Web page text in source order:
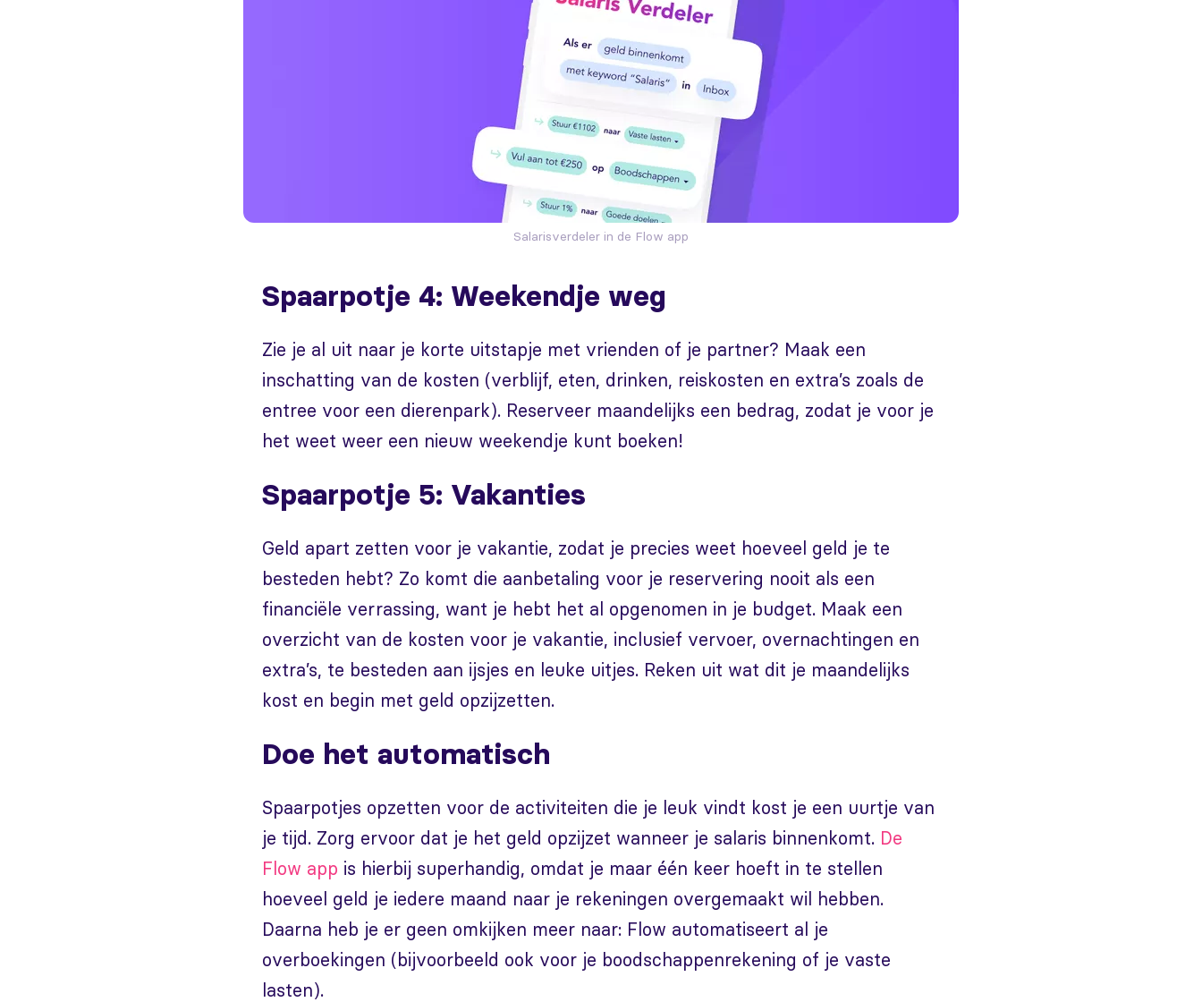
Salarisverdeler in de Flow app
Spaarpotje 4: Weekendje weg
Zie je al uit naar je korte uitstapje met vrienden of je partner? Maak een
inschatting van de kosten (verblijf, eten, drinken, reiskosten en extra’s zoals de
entree voor een dierenpark). Reserveer maandelijks een bedrag, zodat je voor je
het weet weer een nieuw weekendje kunt boeken!
Spaarpotje 5: Vakanties
Geld apart zetten voor je vakantie, zodat je precies weet hoeveel geld je te
besteden hebt? Zo komt die aanbetaling voor je reservering nooit als een
financiële verrassing, want je hebt het al opgenomen in je budget. Maak een
overzicht van de kosten voor je vakantie, inclusief vervoer, overnachtingen en
extra’s, te besteden aan ijsjes en leuke uitjes. Reken uit wat dit je maandelijks
kost en begin met geld opzijzetten.
Doe het automatisch
Spaarpotjes opzetten voor de activiteiten die je leuk vindt kost je een uurtje van
je tijd. Zorg ervoor dat je het geld opzijzet wanneer je salaris binnenkomt. De
Flow app is hierbij superhandig, omdat je maar één keer hoeft in te stellen
hoeveel geld je iedere maand naar je rekeningen overgemaakt wil hebben.
Daarna heb je er geen omkijken meer naar: Flow automatiseert al je
overboekingen (bijvoorbeeld ook voor je boodschappenrekening of je vaste
lasten).